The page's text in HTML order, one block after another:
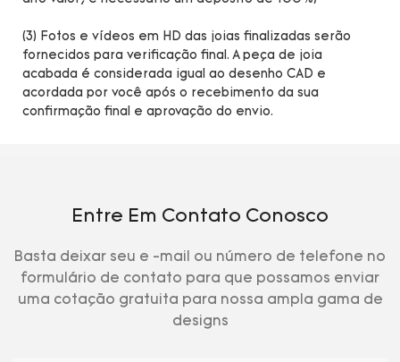
(3) Fotos e vídeos em HD das joias finalizadas serão
fornecidos para verificação final. A peça de joia
acabada é considerada igual ao desenho CAD e
acordada por você após o recebimento da sua
confirmação final e aprovação do envio.
Entre Em Contato Conosco
Basta deixar seu e -mail ou número de telefone no
formulário de contato para que possamos enviar
uma cotação gratuita para nossa ampla gama de
designs